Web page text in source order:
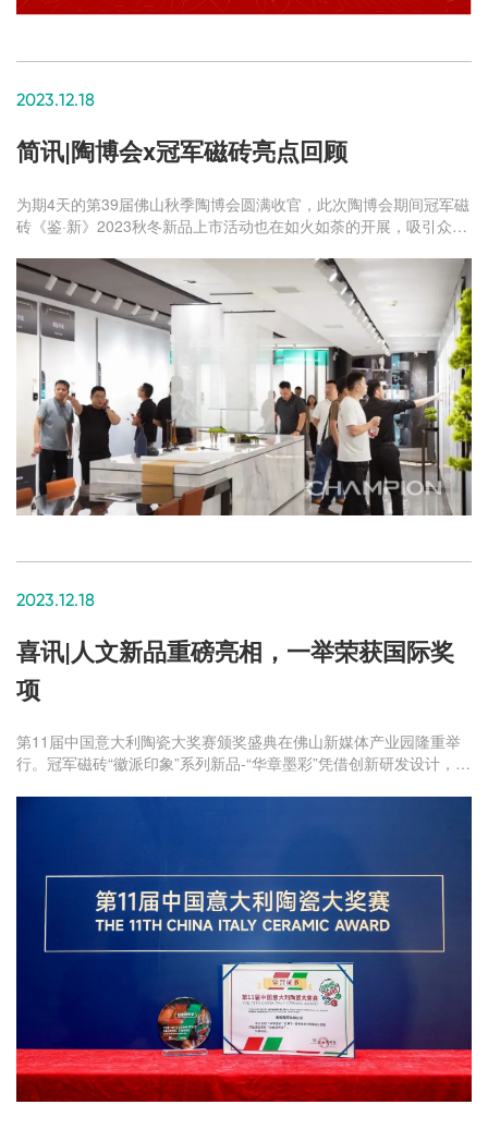
2023.12.18
简讯|陶博会x冠军磁砖亮点回顾
为期4天的第39届佛山秋季陶博会圆满收官，此次陶博会期间冠军磁
砖《鉴·新》2023秋冬新品上市活动也在如火如荼的开展，吸引众多
2023.12.18
喜讯|人文新品重磅亮相，一举荣获国际奖
项
第11届中国意大利陶瓷大奖赛颁奖盛典在佛山新媒体产业园隆重举
行。冠军磁砖“徽派印象”系列新品-“华章墨彩”凭借创新研发设计，成